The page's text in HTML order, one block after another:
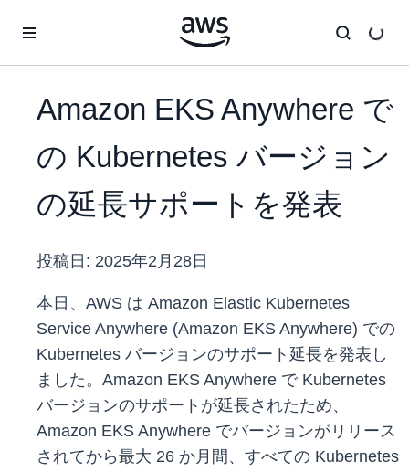
Amazon EKS Anywhere で
の Kubernetes バージョン
の延長サポートを発表
投稿日: 2025年2月28日
本日、AWS は Amazon Elastic Kubernetes
Service Anywhere (Amazon EKS Anywhere) での
Kubernetes バージョンのサポート延長を発表し
ました。Amazon EKS Anywhere で Kubernetes
バージョンのサポートが延長されたため、
Amazon EKS Anywhere でバージョンがリリース
されてから最大 26 か月間、すべての Kubernetes